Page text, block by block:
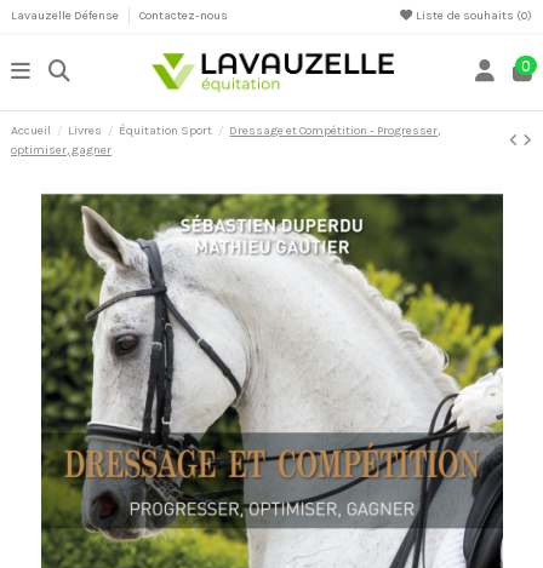
Lavauzelle Défense Contactez-nous Liste de souhaits (0)
0
Accueil Livres Équitation Sport
Dressage et Compétition - Progresser,
optimiser, gagner